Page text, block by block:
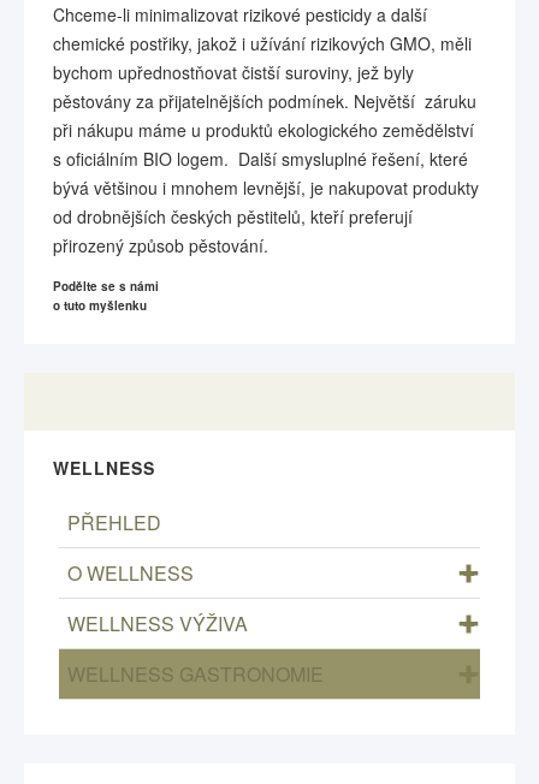
Chceme-li minimalizovat rizikové pesticidy a další
chemické postřiky, jakož i užívání rizikových GMO, měli
bychom upřednostňovat čistší suroviny, jež byly
pěstovány za přijatelnějších podmínek. Největší záruku
při nákupu máme u produktů ekologického zemědělství
s oficiálním BIO logem. Další smysluplné řešení, které
bývá většinou i mnohem levnější, je nakupovat produkty
od drobnějších českých pěstitelů, kteří preferují
přirozený způsob pěstování.
Podělte se s námi
o tuto myšlenku
WELLNESS
PŘEHLED
O WELLNESS
WELLNESS VÝŽIVA
WELLNESS GASTRONOMIE